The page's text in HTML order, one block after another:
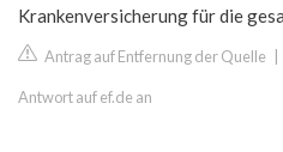
Krankenversicherung für die
Antrag auf Entfernung der Quelle
Antwort auf ef.de an